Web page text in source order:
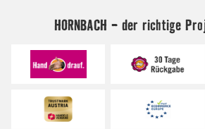
HORNBACH - der richtige